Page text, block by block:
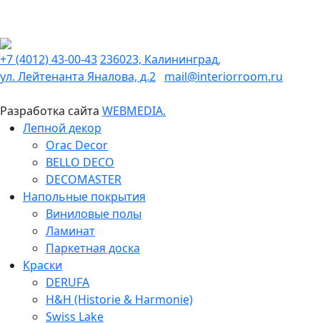
+7 (4012) 43-00-43236023, Калининград,
ул. Лейтенанта Яналова, д.2 mail@interiorroom.ru
Разработка сайта WEBMEDIA.
Лепной декор
Orac Decor
BELLO DECO
DECOMASTER
Напольные покрытия
Виниловые полы
Ламинат
Паркетная доска
Краски
DERUFA
H&H (Historie & Harmonie)
Swiss Lake